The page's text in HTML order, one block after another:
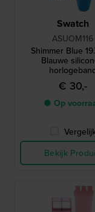
Swatch
ASUOM116
Shimmer Blue
Blauwe
€ 30,-
● Op
Bekijk